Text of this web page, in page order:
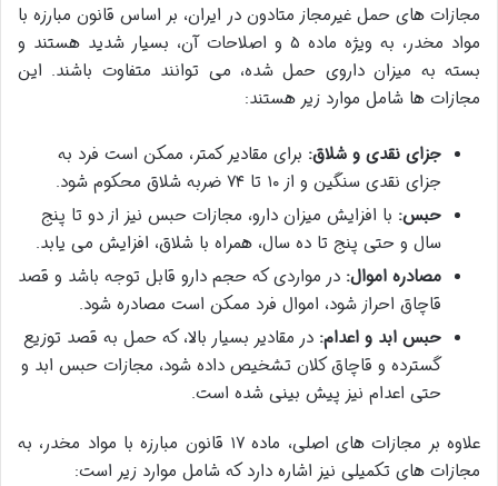
مجازات های حمل غیرمجاز متادون در ایران، بر اساس قانون مبارزه با
مواد مخدر، به ویژه ماده ۵ و اصلاحات آن، بسیار شدید هستند و
بسته به میزان داروی حمل شده، می توانند متفاوت باشند. این
مجازات ها شامل موارد زیر هستند:
جزای نقدی و شلاق: برای مقادیر کمتر، ممکن است فرد به
جزای نقدی سنگین و از ۱۰ تا ۷۴ ضربه شلاق محکوم شود.
حبس: با افزایش میزان دارو، مجازات حبس نیز از دو تا پنج
سال و حتی پنج تا ده سال، همراه با شلاق، افزایش می یابد.
مصادره اموال: در مواردی که حجم دارو قابل توجه باشد و قصد
قاچاق احراز شود، اموال فرد ممکن است مصادره شود.
حبس ابد و اعدام: در مقادیر بسیار بالا، که حمل به قصد توزیع
گسترده و قاچاق کلان تشخیص داده شود، مجازات حبس ابد و
حتی اعدام نیز پیش بینی شده است.
علاوه بر مجازات های اصلی، ماده ۱۷ قانون مبارزه با مواد مخدر، به
مجازات های تکمیلی نیز اشاره دارد که شامل موارد زیر است: